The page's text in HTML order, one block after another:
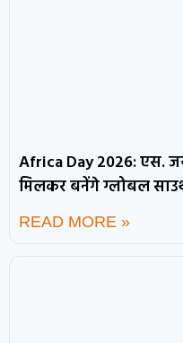
Africa Day 2026: एस.
मिलकर बनेंगे ग्लोबल
READ MORE »